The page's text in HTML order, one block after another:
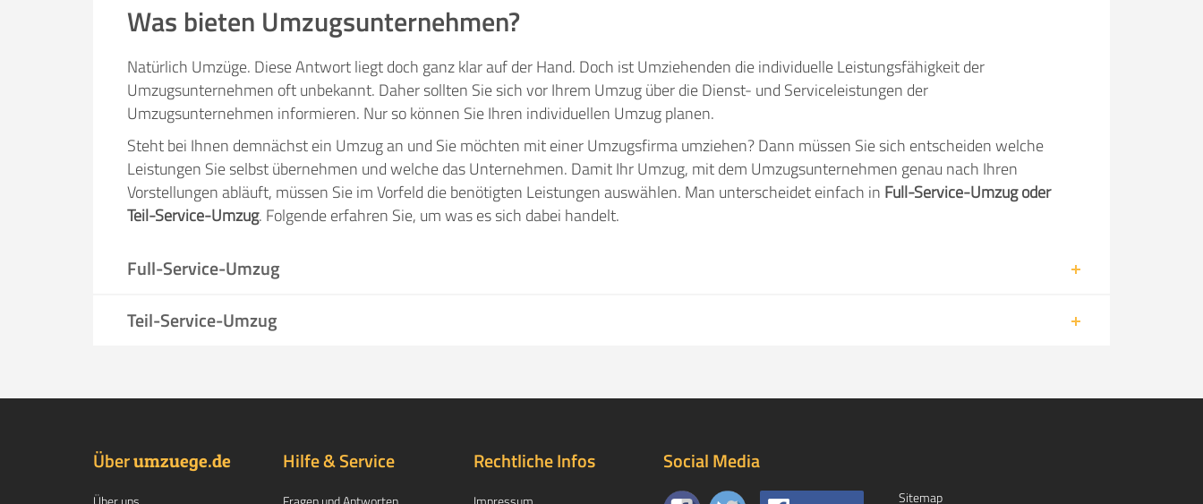
Was bieten Umzugsunternehmen?
Natürlich Umzüge. Diese Antwort liegt doch ganz klar auf der Hand. Doch ist Umziehenden die individuelle Leistungsfähigkeit der
Umzugsunternehmen oft unbekannt. Daher sollten Sie sich vor Ihrem Umzug über die Dienst- und Serviceleistungen der
Umzugsunternehmen informieren. Nur so können Sie Ihren individuellen Umzug planen.
Steht bei Ihnen demnächst ein Umzug an und Sie möchten mit einer Umzugsfirma umziehen? Dann müssen Sie sich entscheiden welche
Leistungen Sie selbst übernehmen und welche das Unternehmen. Damit Ihr Umzug, mit dem Umzugsunternehmen genau nach Ihren
Vorstellungen abläuft, müssen Sie im Vorfeld die benötigten Leistungen auswählen. Man unterscheidet einfach in Full-Service-Umzug oder
Teil-Service-Umzug. Folgende erfahren Sie, um was es sich dabei handelt.
Full-Service-Umzug
Teil-Service-Umzug
Überumzuege.de Hilfe & Service Rechtliche Infos Social Media
Sitemap